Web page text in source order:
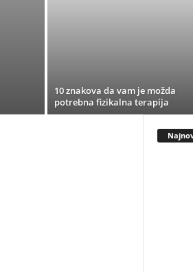
10 znakova da vam je možda
potrebna fizikalna terapija